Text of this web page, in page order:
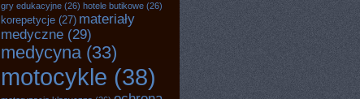
gry edukacyjne (26) hotele butikowe (26)
korepetycje (27) materiały
medyczne (29)
medycyna(33)
motocykle (38)